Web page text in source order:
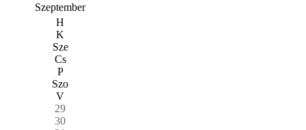
Szeptember
H
K
Sze
Cs
P
Szo
V
29
30